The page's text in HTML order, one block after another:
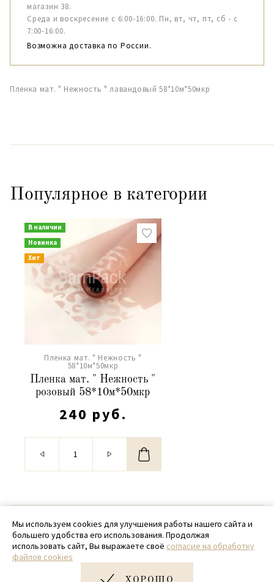
магазин 38.
Среда и воскресение с 6:00-16:00. Пн, вт, чт, пт, сб - с
7:00-16:00.
Возможна доставка по России.
Пленка мат. " Нежность " лавандовый 58*10м*50мкр
Популярное в категории
В наличии
Новинка
Хит
Пленка мат. " Нежность "
58*10м*50мкр
Пленка мат. " Нежность "
розовый 58*10м*50мкр
240 руб.
© 2020 - 2026 SamPack
+ 7 (918) 699-97-87
zakaz@sampack.store
Мы используем cookies для улучшения работы нашего сайта и
большего удобства его использования. Продолжая
использовать сайт, Вы выражаете своё согласие на обработку
файлов cookies